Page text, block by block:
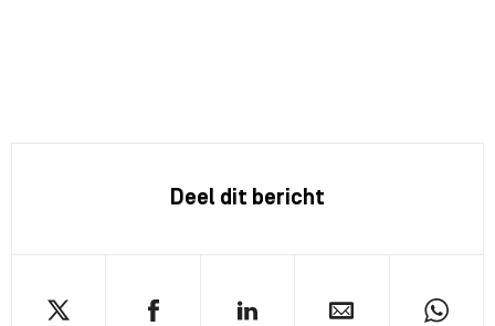
Deel dit bericht